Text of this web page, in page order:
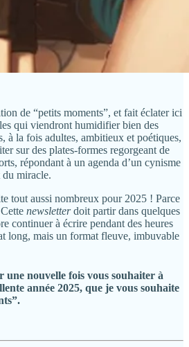
de “petits moments”, et fait éclater ici
qui viendront humidifier bien des
à la fois adultes, ambitieux et poétiques,
sur des plates-formes regorgeant de
répondant à un agenda d’un cynisme
miracle.
tout aussi nombreux pour 2025 ! Parce
newsletterdoit partir dans quelques
continuer à écrire pendant des heures
long, mais un format fleuve, imbuvable
une nouvelle fois vous souhaiter à
année 2025, que je vous souhaite